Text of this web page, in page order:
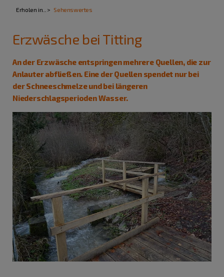
Erholen in... Sehenswertes
Erzwäsche bei Titting
An der Erzwäsche entspringen mehrere Quellen, die zur
Anlauter abfließen. Eine der Quellen spendet nur bei
der Schneeschmelze und bei längeren
Niederschlagsperioden Wasser.